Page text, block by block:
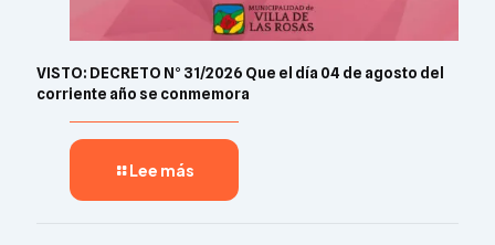
VISTO: DECRETO N° 31/2026 Que el día 04 de agosto del
corriente año se conmemora
Lee más